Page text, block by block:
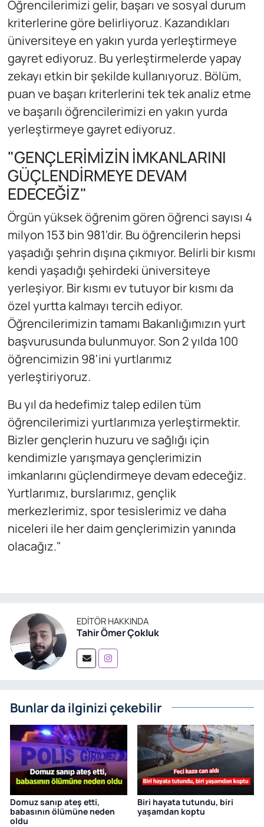
Öğrencilerimizi gelir, başarı ve sosyal durum
kriterlerine göre belirliyoruz. Kazandıkları
üniversiteye en yakın yurda yerleştirmeye
gayret ediyoruz. Bu yerleştirmelerde yapay
zekayı etkin bir şekilde kullanıyoruz. Bölüm,
puan ve başarı kriterlerini tek tek analiz etme
ve başarılı öğrencilerimizi en yakın yurda
yerleştirmeye gayret ediyoruz.
"GENÇLERİMİZİN İMKANLARINI
GÜÇLENDİRMEYE DEVAM
EDECEĞİZ"
Örgün yüksek öğrenim gören öğrenci sayısı 4
milyon 153 bin 981'dir. Bu öğrencilerin hepsi
yaşadığı şehrin dışına çıkmıyor. Belirli bir kısmı
kendi yaşadığı şehirdeki üniversiteye
yerleşiyor. Bir kısmı ev tutuyor bir kısmı da
özel yurtta kalmayı tercih ediyor.
Öğrencilerimizin tamamı Bakanlığımızın yurt
başvurusunda bulunmuyor. Son 2 yılda 100
öğrencimizin 98'ini yurtlarımız
yerleştiriyoruz.
Bu yıl da hedefimiz talep edilen tüm
öğrencilerimizi yurtlarımıza yerleştirmektir.
Bizler gençlerin huzuru ve sağlığı için
kendimizle yarışmaya gençlerimizin
imkanlarını güçlendirmeye devam edeceğiz.
Yurtlarımız, burslarımız, gençlik
merkezlerimiz, spor tesislerimiz ve daha
niceleri ile her daim gençlerimizin yanında
olacağız."
EDITÖR HAKKINDA
Tahir Ömer Çokluk
Bunlar da ilginizi çekebilir
Domuz sanıp ateş etti,
babasının ölümüne neden
oldu
Biri hayata tutundu, biri
yaşamdan koptu